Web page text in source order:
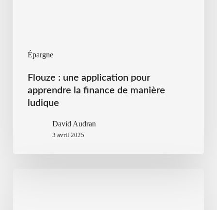
Épargne
Flouze : une application pour
apprendre la finance de manière
ludique
David Audran
3 avril 2025